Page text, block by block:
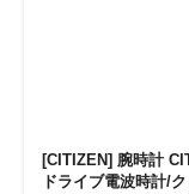
[CITIZEN] 腕時計
ドライブ電波時計/